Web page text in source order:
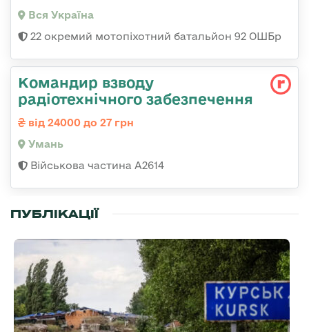
Вся Україна
22 окремий мотопіхотний батальйон 92 ОШБр
Командир взводу
радіотехнічного забезпечення
від 24000 до 27 грн
Умань
Військова частина А2614
ПУБЛІКАЦІЇ